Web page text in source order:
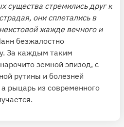
существа стремились друг к
они сплетались в
жажде вечного и
безжалостно
За каждым таким
земной эпизод, с
рутины и болезней
рыцарь из современного